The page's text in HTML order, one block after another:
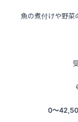
魚の煮付けや野菜
0〜